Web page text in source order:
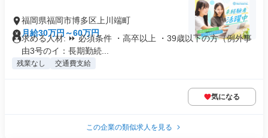
福岡県福岡市博多区上川端町
月給30万円～60万円
求める人材: ⏩ 必須条件 ・高卒以上 ・39歳以下の方（例外事
由3号のイ：長期勤続...
残業なし 交通費支給
気になる
この企業の類似求人を見る